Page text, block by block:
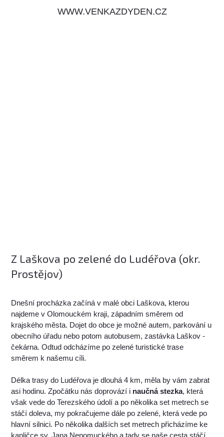
WWW.VENKAZDYDEN.CZ
Z Laškova po zelené do Ludéřova (okr.
Prostějov)
Dnešní procházka začíná v malé obci Laškova, kterou
najdeme v Olomouckém kraji, západním směrem od
krajského města. Dojet do obce je možné autem, parkování u
obecního úřadu nebo potom autobusem, zastávka Laškov -
čekárna. Odtud odcházíme po zelené turistické trase
směrem k našemu cíli.
Délka trasy do Ludéřova je dlouhá 4 km, měla by vám zabrat
asi hodinu. Zpočátku nás doprovází i naučná stezka, která
však vede do Terezského údolí a po několika set metrech se
stáčí doleva, my pokračujeme dále po zelené, která vede po
hlavní silnici. Po několika dalších set metrech přicházíme ke
kapličce sv. Jana Nepomuckého a tady se naše cesta stáčí